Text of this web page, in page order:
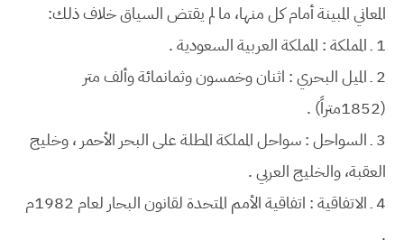
المعاني المبينة أمام كل منها، ما لم يقتض السياق خلاف ذلك:
1 ـ المملكة : المملكة العربية السعودية .
2 ـ الميل البحري : اثنان وخمسون وثمانمائة وألف متر
(1852متراً) .
3 ـ السواحل : سواحل المملكة المطلة على البحر الأحمر ، وخليج
العقبة، والخليج العربي .
4 ـ الاتفاقية : اتفاقية الأمم المتحدة لقانون البحار لعام 1982م
.